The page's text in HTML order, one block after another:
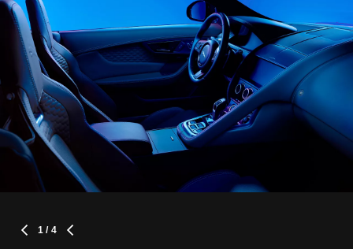
1 / 4